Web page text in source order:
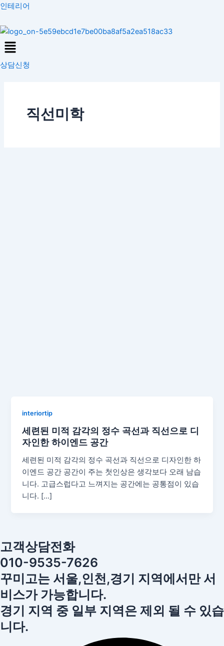
콘
츠
로
건
너
인테리어
Menu
상담신청
직선미학
interiortip
세련된 미적 감각의 정수 곡선과 직선으로 디
자인한 하이엔드 공간
세련된 미적 감각의 정수 곡선과 직선으로 디자인한 하
이엔드 공간 공간이 주는 첫인상은 생각보다 오래 남습
니다. 고급스럽다고 느껴지는 공간에는 공통점이 있습
니다. […]
고객상담전화
010-9535-7626
꾸미고는 서울,인천,경기 지역에서만 서
비스가 가능합니다.
경기 지역 중 일부 지역은 제외 될 수 있습
니다.